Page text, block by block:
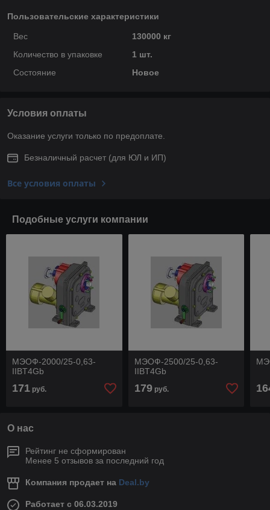
Пользовательские характеристики
Вес
130000 кг
Количество в упаковке
1 шт.
Состояние
Новое
Условия оплаты
Оказание услуги только по предоплате.
Безналичный расчет (для ЮЛ и ИП)
Все условия оплаты
Подобные услуги компании
МЭОФ-2000/25-0,63-
IIBT4Gb
171 руб.
МЭОФ-2500/25-0,63-
IIBT4Gb
179руб.
О нас
Рейтинг не сформирован
Менее 5 отзывов за последний год
Компания продает на Deal.by
Работает с 06.03.2019